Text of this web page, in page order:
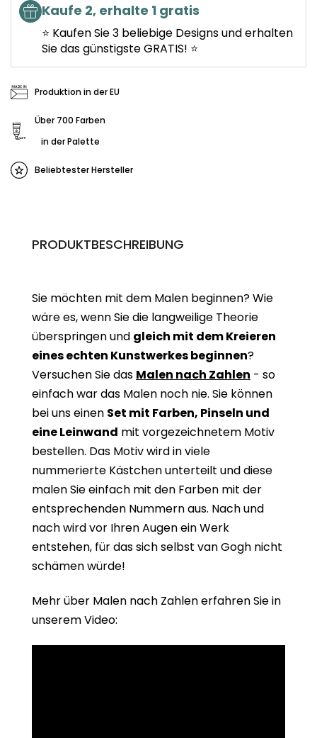
Kaufe 2, erhalte 1 gratis
⭐ Kaufen Sie 3 beliebige Designs und erhalten
Sie das günstigste GRATIS! ⭐
Produktion in der EU
Über 700 Farben
in der Palette
Beliebtester Hersteller
PRODUKTBESCHREIBUNG
Sie möchten mit dem Malen beginnen? Wie
wäre es, wenn Sie die langweilige Theorie
überspringen und gleich mit dem Kreieren
eines echten Kunstwerkes beginnen?
Versuchen Sie das Malen nach Zahlen - so
einfach war das Malen noch nie. Sie können
bei uns einen Set mit Farben, Pinseln und
eine Leinwand mit vorgezeichnetem Motiv
bestellen. Das Motiv wird in viele
nummerierte Kästchen unterteilt und diese
malen Sie einfach mit den Farben mit der
entsprechenden Nummern aus. Nach und
nach wird vor Ihren Augen ein Werk
entstehen, für das sich selbst van Gogh nicht
schämen würde!
Mehr über Malen nach Zahlen erfahren Sie in
unserem Video: